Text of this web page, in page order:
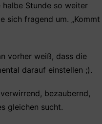
Stunde so weiter
sich fragend um. „Kommt
vorher weiß, dass die
darauf einstellen ;).
bezaubernd,
gleichen sucht.